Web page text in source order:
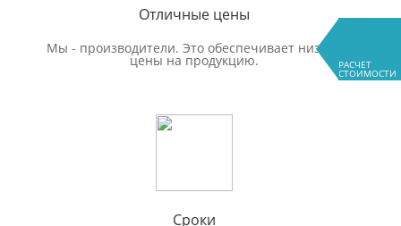
РАСЧЕТ
СТОИМОСТИ
Отличные цены
Мы - производители. Это обеспечивает низкие
цены на продукцию.
Сроки